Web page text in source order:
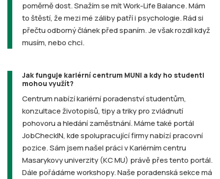
poměrně dost. Snažím se mít Work-Life Balance. Mám
to štěstí, že mezi mé záliby patří i psychologie. Rád si
přečtu odborný článek před spaním. Je však rozdíl když
musím, nebo chci.
Jak funguje kariérní centrum MUNI a kdy ho studenti
mohou využít?
Centrum nabízí kariérní poradenství studentům,
konzultace životopisů, tipy a triky pro zvládnutí
pohovoru a hledání zaměstnání. Máme také portál
JobCheckIN, kde spolupracující firmy nabízí pracovní
pozice. Sám jsem našel práci v Kariérním centru
Masarykovy univerzity (KC MU) právě přes tento portál.
Dále pořádáme workshopy. Naše poradenská sekce má